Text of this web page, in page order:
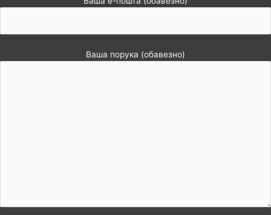
Ваша порука (обавезно)